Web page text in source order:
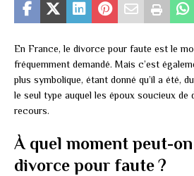
En France, le divorce pour faute est le
fréquemment demandé. Mais c’est
plus symbolique, étant donné qu’il a été,
le seul type auquel les époux soucieux
recours.
À quel moment peut-
divorce pour faute ?